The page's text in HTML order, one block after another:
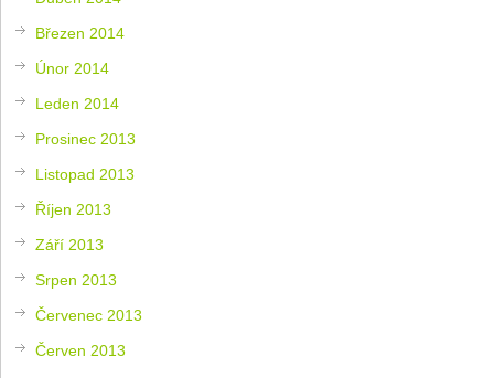
Březen 2014
Únor 2014
Leden 2014
Prosinec 2013
Listopad 2013
Říjen 2013
Září 2013
Srpen 2013
Červenec 2013
Červen 2013